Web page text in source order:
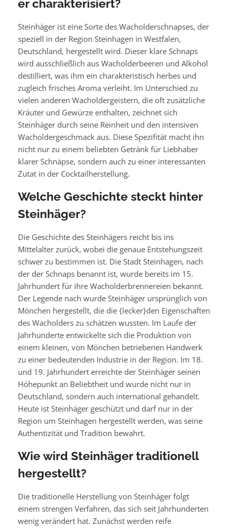
eine Geschmackstiefe, die Kenner und Neulinge
gleichermaßen begeistert.Hier werden alle Ihre Fragen
beantwortet.
er charakterisiert?
Steinhäger ist eine Sorte des Wacholderschnapses, der
speziell in der Region Steinhagen in Westfalen,
Deutschland, hergestellt wird. Dieser klare Schnaps
wird ausschließlich aus Wacholderbeeren und Alkohol
destilliert, was ihm ein charakteristisch herbes und
zugleich frisches Aroma verleiht. Im Unterschied zu
vielen anderen Wacholdergeistern, die oft zusätzliche
Kräuter und Gewürze enthalten, zeichnet sich
Steinhäger durch seine Reinheit und den intensiven
Wacholdergeschmack aus. Diese Spezifität macht ihn
nicht nur zu einem beliebten Getränk für Liebhaber
klarer Schnäpse, sondern auch zu einer interessanten
Zutat in der Cocktailherstellung.
Welche Geschichte steckt hinter
Steinhäger?
Die Geschichte des Steinhägers reicht bis ins
Mittelalter zurück, wobei die genaue Entstehungszeit
schwer zu bestimmen ist. Die Stadt Steinhagen, nach
der der Schnaps benannt ist, wurde bereits im 15.
Jahrhundert für ihre Wacholderbrennereien bekannt.
Der Legende nach wurde Steinhäger ursprünglich von
Mönchen hergestellt, die die {lecker}den Eigenschaften
des Wacholders zu schätzen wussten. Im Laufe der
Jahrhunderte entwickelte sich die Produktion von
einem kleinen, von Mönchen betriebenen Handwerk
zu einer bedeutenden Industrie in der Region. Im 18.
und 19. Jahrhundert erreichte der Steinhäger seinen
Höhepunkt an Beliebtheit und wurde nicht nur in
Deutschland, sondern auch international gehandelt.
Heute ist Steinhäger geschützt und darf nur in der
Region um Steinhagen hergestellt werden, was seine
Authentizität und Tradition bewahrt.
Wie wird Steinhäger traditionell
hergestellt?
Die traditionelle Herstellung von Steinhäger folgt
einem strengen Verfahren, das sich seit Jahrhunderten
wenig verändert hat. Zunächst werden reife